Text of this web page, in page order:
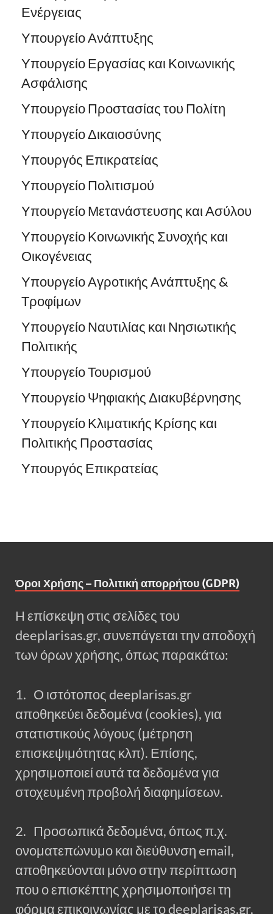
Ενέργειας
Υπουργείο Ανάπτυξης
Υπουργείο Εργασίας και Κοινωνικής
Ασφάλισης
Υπουργείο Προστασίας του Πολίτη
Υπουργείο Δικαιοσύνης
Υπουργός Επικρατείας
Υπουργείο Πολιτισμού
Υπουργείο Μετανάστευσης και Ασύλου
Υπουργείο Κοινωνικής Συνοχής και
Οικογένειας
Υπουργείο Αγροτικής Ανάπτυξης &
Τροφίμων
Υπουργείο Ναυτιλίας και Νησιωτικής
Πολιτικής
Υπουργείο Τουρισμού
Υπουργείο Ψηφιακής Διακυβέρνησης
Υπουργείο Κλιματικής Κρίσης και
Πολιτικής Προστασίας
Υπουργός Επικρατείας
Όροι Χρήσης – Πολιτική απορρήτου (GDPR)
Η επίσκεψη στις σελίδες του
deeplarisas.gr, συνεπάγεται την αποδοχή
των όρων χρήσης, όπως παρακάτω:
1. Ο ιστότοπος deeplarisas.gr
αποθηκεύει δεδομένα (cookies), για
στατιστικούς λόγους (μέτρηση
επισκεψιμότητας κλπ). Επίσης,
χρησιμοποιεί αυτά τα δεδομένα για
στοχευμένη προβολή διαφημίσεων.
2. Προσωπικά δεδομένα, όπως π.χ.
ονοματεπώνυμο και διεύθυνση email,
αποθηκεύονται μόνο στην περίπτωση
που ο επισκέπτης χρησιμοποιήσει τη
φόρμα επικοινωνίας με το deeplarisas.gr.